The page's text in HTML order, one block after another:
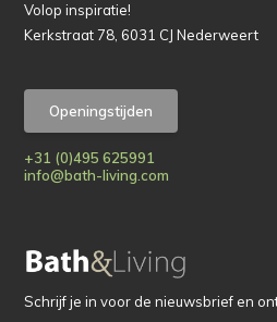
Volop inspiratie!
Kerkstraat 78, 6031 CJ Nederweert
Openingstijden
+31 (0)495 625991
info@bath-living.com
Schrijf je in voor de nieuwsbrief en